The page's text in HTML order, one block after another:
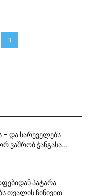
3
– და სარეველებს
ვაშრობ ჭანგასა...
პატარა
თვალის ჩინივით